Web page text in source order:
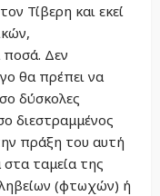
Τίβερη και εκεί
ποσά. Δεν
θα πρέπει να
δύσκολες
διεστραμμένος
πράξη του αυτή
ταμεία της
(φτωχών) ή